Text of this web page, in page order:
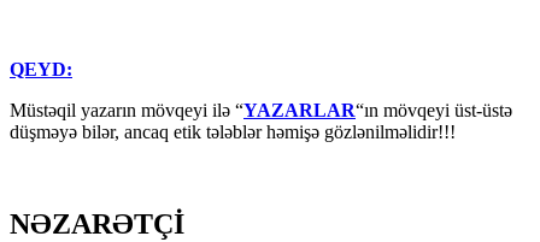
QEYD:
Müstəqil yazarın mövqeyi ilə “YAZARLAR“ın mövqeyi üst-üstə
düşməyə bilər, ancaq etik tələblər həmişə gözlənilməlidir!!!
NƏZARƏTÇİ